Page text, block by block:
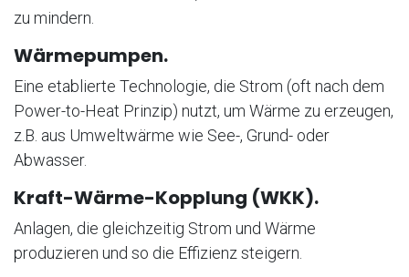
zu mindern.
Wärmepumpen.
Eine etablierte Technologie, die Strom (oft nach dem
Power-to-Heat Prinzip) nutzt, um Wärme zu erzeugen,
z.B. aus Umweltwärme wie See-, Grund- oder
Abwasser.
Kraft-Wärme-Kopplung (WKK).
Anlagen, die gleichzeitig Strom und Wärme
produzieren und so die Effizienz steigern.